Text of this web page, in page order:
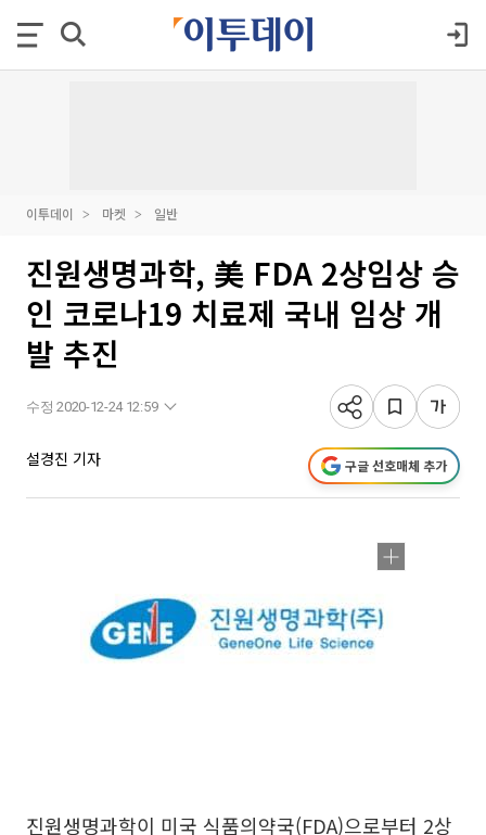
이투데이 마켓 일반
진원생명과학, 美 FDA 2상임상 승
인 코로나19 치료제 국내 임상 개
발 추진
수정 2020-12-24 12:59
설경진 기자 구글 선호매체 추가
진원생명과학이 미국 식품의약국(FDA)으로부터 2상